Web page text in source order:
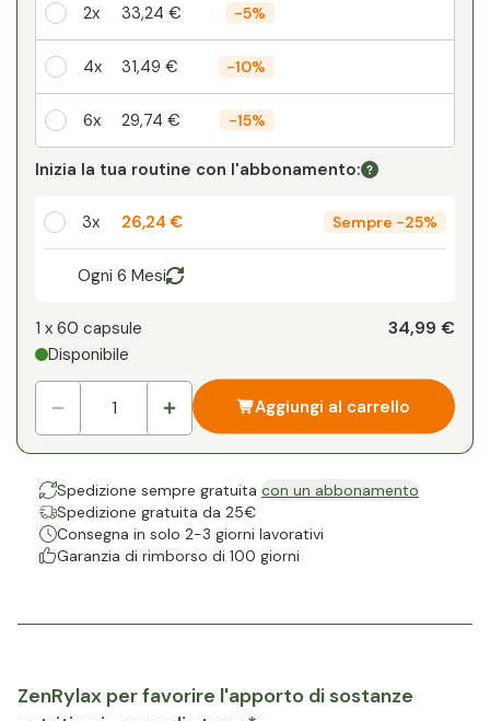
2x 33,24 € -5%
4x 31,49 € -10%
6x 29,74 € -15%
Il vostro sconto personale
-%
Inizia la tua routine con l'abbonamento:
3x 26,24 € Sempre -25%
Ogni 6 Mesi
1 x 60 capsule
Disponibile
34,99 €
Aggiungi al carrello
Spedizione sempre gratuita con un abbonamento
Spedizione gratuita da 25€
Consegna in solo 2-3 giorni lavorativi
Garanzia di rimborso di 100 giorni
ZenRylax per favorire l'apporto di sostanze